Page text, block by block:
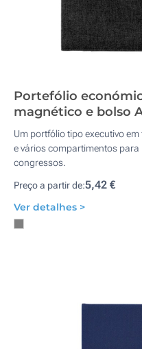
Portefólio
magnético e bolso
Um portfólio tipo executivo
e vários compartimentos para
congressos.
Preço a partir de:5,42 €
Ver detalhes >